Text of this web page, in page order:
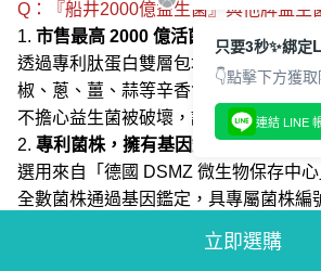
立即選購
1. 市售最高 2000 億活菌數，每包存活
透過專利肽蛋白雙層包埋技術，能耐胃
椒、蔥、薑、蒜等辛香食材，適合亞洲
不擔心益生菌被破壞，讓保健效果更有
2.專利菌株，擁有基因鑑定與國際身分
選用來自「德國 DSMZ 微生物保存中心
全數菌株通過基因鑑定，具專屬菌株編
LA1」代表嗜酸乳桿菌的唯一身分碼。
純淨無加糖，友善各族群
配方不添加蔗糖、人工甜味劑、香料
只要3秒✨綁定
👇點擊下方獲
連結 LINE